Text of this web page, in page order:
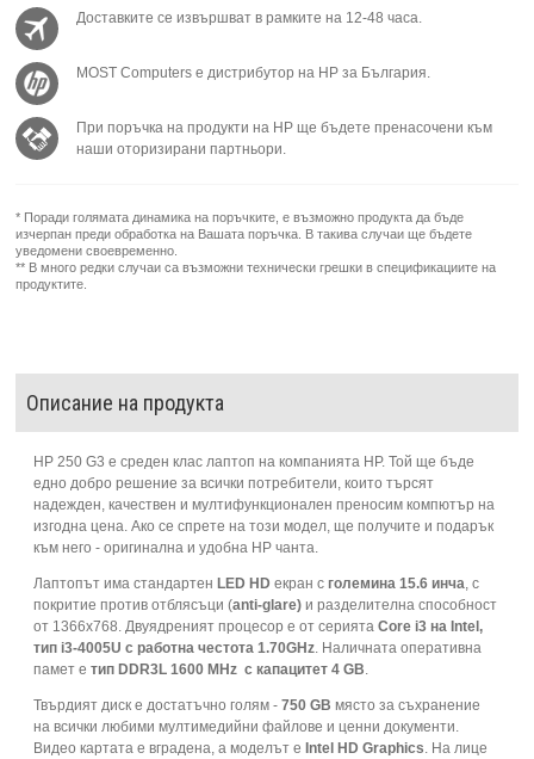
Доставките се извършват в рамките на 12-48 часа.
MOST Computers е дистрибутор на HP за България.
При поръчка на продукти на HP ще бъдете пренасочени към
наши оторизирани партньори.
* Поради голямата динамика на поръчките, е възможно продукта да бъде
изчерпан преди обработка на Вашата поръчка. В такива случаи ще бъдете
уведомени своевременно.
** В много редки случаи са възможни технически грешки в спецификациите на
продуктите.
Описание на продукта
HP 250 G3 е среден клас лаптоп на компанията HP. Той ще бъде
едно добро решение за всички потребители, които търсят
надежден, качествен и мултифункционален преносим компютър на
изгодна цена. Ако се спрете на този модел, ще получите и подарък
към него - оригинална и удобна HP чанта.
Лаптопът има стандартенLED HD екран с големина 15.6 инча , с
покритие против отблясъци (anti-glare) и разделителна способност
от 1366x768. Двуядреният процесор е от сериятаCore i3 на Intel,
тип i3-4005U с работна честота 1.70GHz . Наличната оперативна
памет етип DDR3L 1600 MHz с капацитет 4 GB
Твърдият диск е достатъчно голям - 750 GB място за съхранение
на всички любими мултимедийни файлове и ценни документи.
Видео картата е вградена, а моделът еIntel HD Graphics . На лице